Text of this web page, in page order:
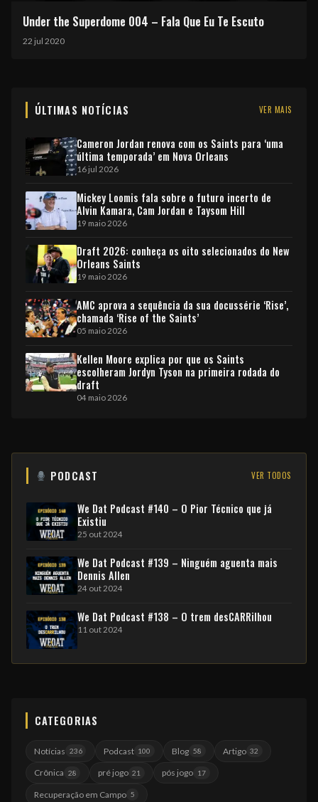
Under the Superdome 004 – Fala Que Eu Te Escuto
22 jul 2020
ÚLTIMAS NOTÍCIAS VER MAIS
Cameron Jordan renova com os Saints para ‘uma
última temporada’ em Nova Orleans
16 jul 2026
Mickey Loomis fala sobre o futuro incerto de
Alvin Kamara, Cam Jordan e Taysom Hill
19 maio 2026
Draft 2026: conheça os oito selecionados do New
Orleans Saints
19 maio 2026
AMC aprova a sequência da sua docussérie ‘Rise’,
chamada ‘Rise of the Saints’
05 maio 2026
Kellen Moore explica por que os Saints
escolheram Jordyn Tyson na primeira rodada do
draft
04 maio 2026
PODCAST VER TODOS
We Dat Podcast #140 – O Pior Técnico que já
Existiu
25 out 2024
We Dat Podcast #139 – Ninguém aguenta mais
Dennis Allen
24 out 2024
We Dat Podcast #138 – O trem desCARRilhou
11 out 2024
CATEGORIAS
Notícias 236 Podcast 100 Blog 58 Artigo 32
Crônica 28 pré jogo 21 pós jogo 17
Recuperação em Campo 5